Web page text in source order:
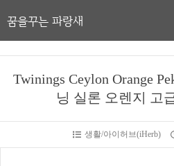
꿈을꾸는 파랑새
Twinings Ceylon Orange
닝 실론 오렌지 고
생활/아이허브(iHerb)